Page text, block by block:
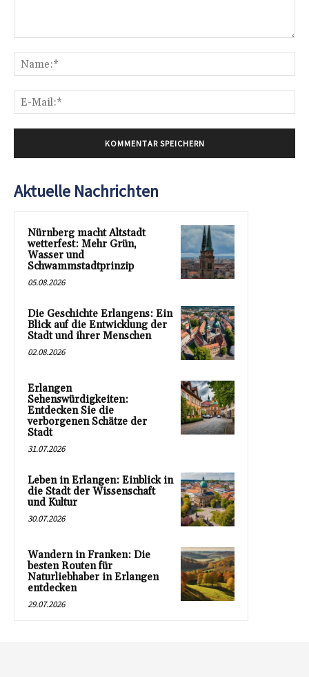
Aktuelle Nachrichten
Nürnberg macht Altstadt
wetterfest: Mehr Grün,
Wasser und
Schwammstadtprinzip
05.08.2026
Die Geschichte Erlangens: Ein
Blick auf die Entwicklung der
Stadt und ihrer Menschen
02.08.2026
Erlangen
Sehenswürdigkeiten:
Entdecken Sie die
verborgenen Schätze der
Stadt
31.07.2026
Leben in Erlangen: Einblick in
die Stadt der Wissenschaft
und Kultur
30.07.2026
Wandern in Franken: Die
besten Routen für
Naturliebhaber in Erlangen
entdecken
29.07.2026